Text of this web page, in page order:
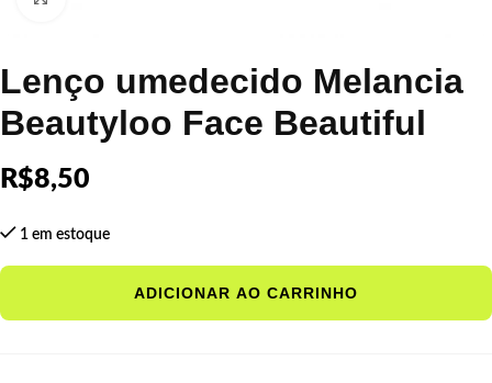
Lenço umedecido Melancia
Beautyloo Face Beautiful
R$8,50
1 em estoque
ADICIONAR AO CARRINHO